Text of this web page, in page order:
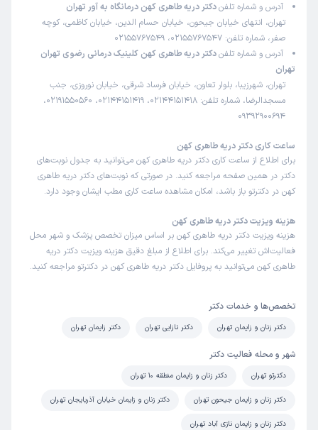
آدرس و شماره تلفندکتر دریه طاهری کهن درمانگاه به آور تهران
تهران، انتهای خیابان جیحون، خیابان حسام الدین، خیابان کاظمی، کوچه
صفر، شماره تلفن: 02155767547، 02155767549
آدرس و شماره تلفندکتر دریه طاهری کهن کلینیک درمانی رضوی تهران
تهران
تهران، شهرزیبا، بلوار تعاون، خیابان فرساد شرقی، خیابان نوروزی، جنب
مسجدالرضا، شماره تلفن: 02144151418، 02144151419، 02191550560،
09392900694
ساعت کاری دکتر دریه طاهری کهن
برای اطلاع از ساعت کاری دکتر دریه طاهری کهن می‌توانید به جدول نوبت‌های
دکتر در همین صفحه مراجعه کنید. در صورتی که نوبت‌های دکتر دریه طاهری
کهن در دکترتو باز باشد، امکان مشاهده ساعت کاری مطب ایشان وجود دارد.
هزینه ویزیت دکتر دریه طاهری کهن
هزینه ویزیت دکتر دریه طاهری کهن بر اساس میزان تخصص پزشک و شهر محل
فعالیت‌اش تغییر می‌کند. برای اطلاع از مبلغ دقیق هزینه ویزیت دکتر دریه
طاهری کهن می‌توانید به پروفایل دکتر دریه طاهری کهن در دکترتو مراجعه کنید.
تخصص‌ها و خدمات دکتر
دکتر زنان و زایمان تهران دکتر نازایی تهران دکتر زایمان تهران
شهر و محله فعالیت دکتر
دکترتو تهران دکتر زنان و زایمان منطقه 10 تهران
دکتر زنان و زایمان جیحون تهران دکتر زنان و زایمان خیابان آذربایجان تهران
دکتر زنان و زایمان نازی آباد تهران